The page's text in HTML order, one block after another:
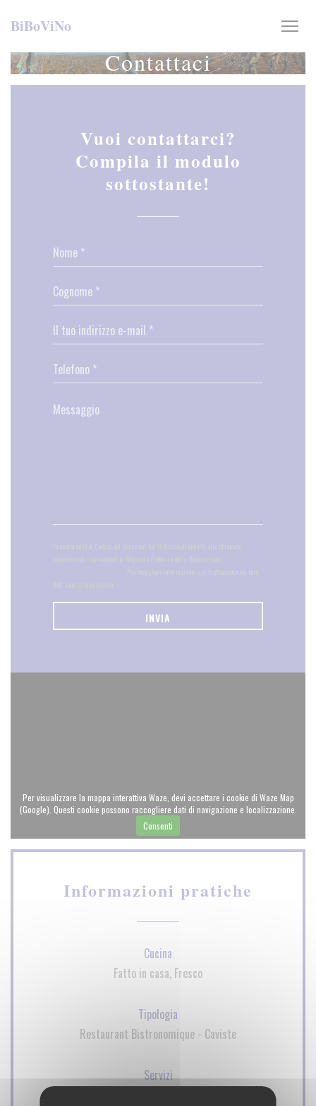
BiBoViNo
Contattaci
Vuoi contattarci?
Compila il modulo
sottostante!
Per visualizzare la mappa interattiva Waze, devi accettare i cookie di Waze Map
(Google). Questi cookie possono raccogliere dati di navigazione e localizzazione.
Consenti
Informazioni pratiche
Cucina
Fatto in casa, Fresco
Tipologia
Restaurant Bistronomique - Caviste
Servizi